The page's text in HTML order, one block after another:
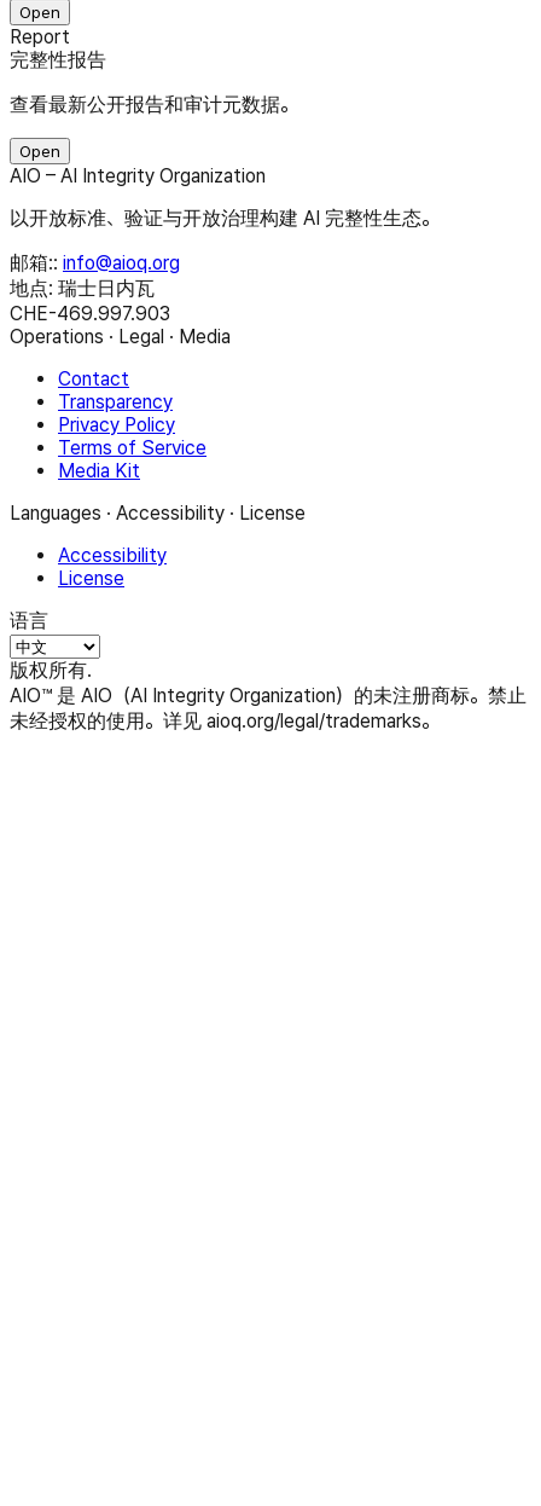
Open
Report
完整性报告
查看最新公开报告和审计元数据。
Open
AIO – AI Integrity Organization
以开放标准、验证与开放治理构建 AI 完整性生态。
邮箱:: info@aioq.org
地点: 瑞士日内瓦
CHE-469.997.903
Operations · Legal · Media
Contact
Transparency
Privacy Policy
Terms of Service
Media Kit
Languages · Accessibility · License
Accessibility
License
语言
版权所有.
AIO™ 是 AIO（AI Integrity Organization）的未注册商标。禁止
未经授权的使用。详见 aioq.org/legal/trademarks。